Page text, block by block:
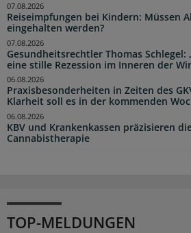
Reiseimpfungen bei Kindern: Müssen
eingehalten werden?
07.08.2026
Gesundheitsrechtler Thomas
eine stille Rezession im Inneren der
07.08.2026
Praxisbesonderheiten in Zeiten des
Klarheit soll es in der kommenden
06.08.2026
KBV und Krankenkassen präzisieren
Cannabistherapie
06.08.2026
TOP-MELDUNGEN